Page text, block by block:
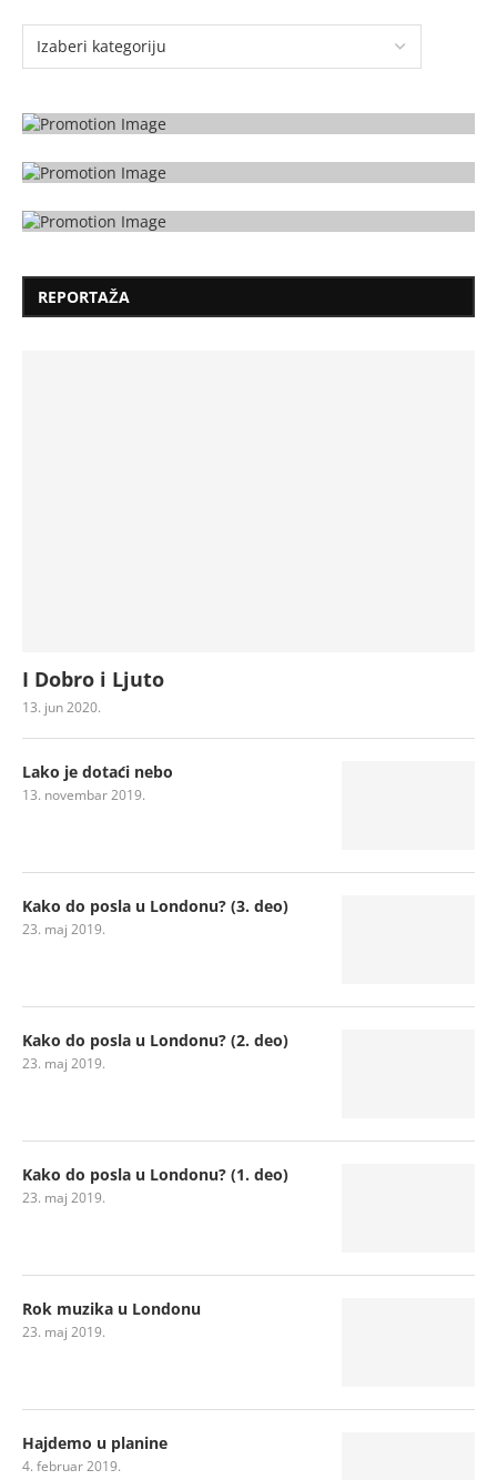
REPORTAŽA
I Dobro i Ljuto
13. jun 2020.
Lako je dotaći nebo
13. novembar 2019.
Kako do posla u Londonu? (3. deo)
23. maj 2019.
Kako do posla u Londonu? (2. deo)
23. maj 2019.
Kako do posla u Londonu? (1. deo)
23. maj 2019.
Rok muzika u Londonu
23. maj 2019.
Hajdemo u planine
4. februar 2019.